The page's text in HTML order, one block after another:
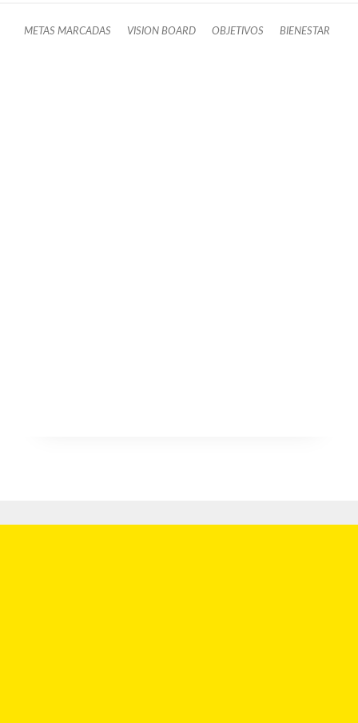
METAS MARCADAS VISION BOARD OBJETIVOS BIENESTAR